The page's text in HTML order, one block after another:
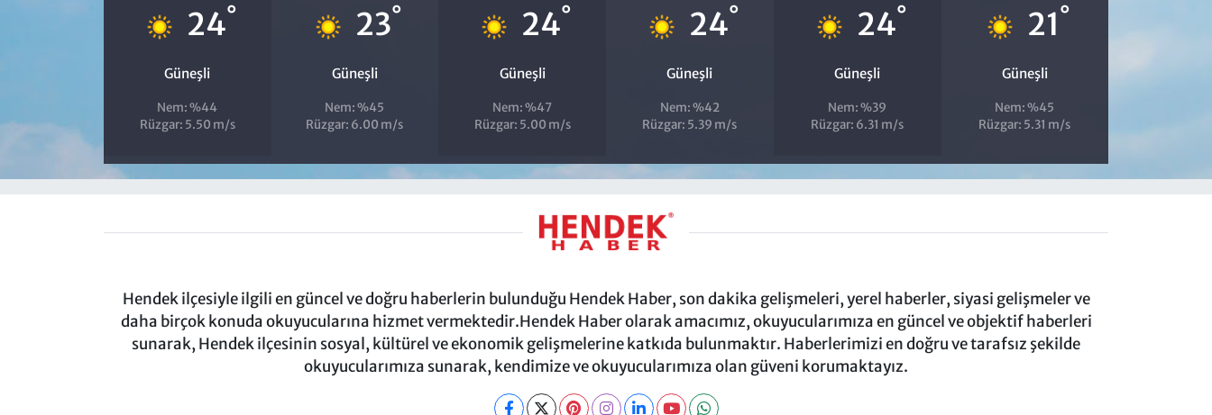
24°
Güneşli
Nem: %44
Rüzgar: 5.50 m/s
23°
Güneşli
Nem: %45
Rüzgar: 6.00 m/s
24°
Güneşli
Nem: %47
Rüzgar: 5.00 m/s
24°
Güneşli
Nem: %42
Rüzgar: 5.39 m/s
24°
Güneşli
Nem: %39
Rüzgar: 6.31 m/s
21°
Güneşli
Nem: %45
Rüzgar: 5.31 m/s
Hendek ilçesiyle ilgili en güncel ve doğru haberlerin bulunduğu Hendek Haber, son dakika gelişmeleri, yerel haberler, siyasi gelişmeler ve
daha birçok konuda okuyucularına hizmet vermektedir.Hendek Haber olarak amacımız, okuyucularımıza en güncel ve objektif haberleri
sunarak, Hendek ilçesinin sosyal, kültürel ve ekonomik gelişmelerine katkıda bulunmaktır. Haberlerimizi en doğru ve tarafsız şekilde
okuyucularımıza sunarak, kendimize ve okuyucularımıza olan güveni korumaktayız.